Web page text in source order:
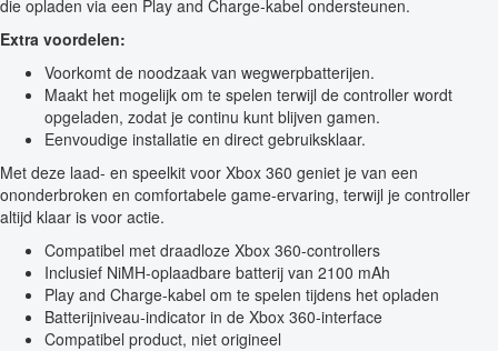
die opladen via een Play and Charge-kabel ondersteunen.
Extra voordelen:
Voorkomt de noodzaak van wegwerpbatterijen.
Maakt het mogelijk om te spelen terwijl de controller wordt
opgeladen, zodat je continu kunt blijven gamen.
Eenvoudige installatie en direct gebruiksklaar.
Met deze laad- en speelkit voor Xbox 360 geniet je van een
ononderbroken en comfortabele game-ervaring, terwijl je controller
altijd klaar is voor actie.
Compatibel met draadloze Xbox 360-controllers
Inclusief NiMH-oplaadbare batterij van 2100 mAh
Play and Charge-kabel om te spelen tijdens het opladen
Batterijniveau-indicator in de Xbox 360-interface
Compatibel product, niet origineel